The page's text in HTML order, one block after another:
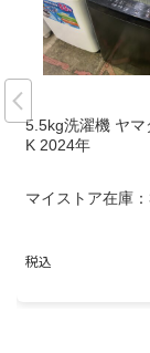
5.5kg洗濯機 ヤマ
K 2024年
マイストア在庫：
税込